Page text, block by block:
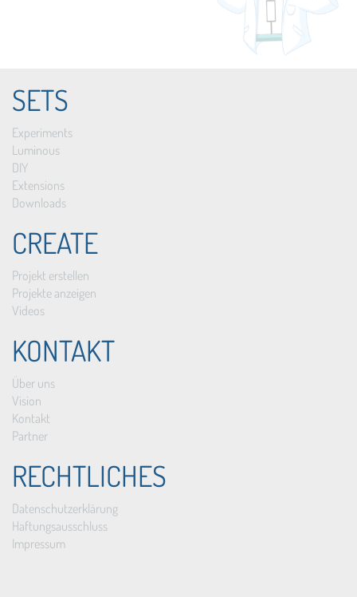
SETS
Experiments
Luminous
DIY
Extensions
Downloads
CREATE
Projekt erstellen
Projekte anzeigen
Videos
KONTAKT
Über uns
Vision
Kontakt
Partner
RECHTLICHES
Datenschutzerklärung
Haftungsausschluss
Impressum